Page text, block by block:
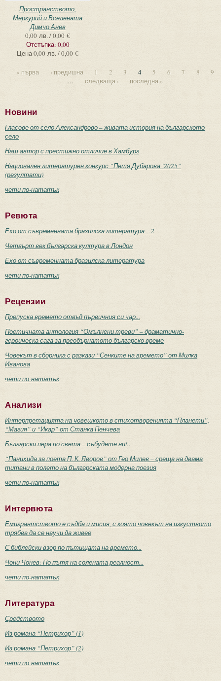
Пространството,
Меркурий и Вселената
Димчо Анев
0,00 лв. / 0,00 €
Отстъпка: 0,00
Цена0,00 лв. / 0,00 €
« първа ‹ предишна 1 2 3 4 5 6 7 8
9
…
следваща › последна »
Новини
Гласове от село Александрово – живата история на българското
село
Наш автор с престижно отличие в Хамбург
Национален литературен конкурс “Петя Дубарова ‘2025”
(резултати)
чети по-нататък
Ревюта
Ехо от съвременната бразилска литература – 2
Четвърт век българска култура в Лондон
Ехо от съвременната бразилска литература
чети по-нататък
Рецензии
Препуска времето отвъд първичния си чар...
Поетичната антология “Омълнени треви” – драматично-
героическа сага за преобърнатото българско време
Човекът в сборника с разкази “Сенките на времето” от Милка
Иванова
чети по-нататък
Анализи
Интерпретацията на човешкото в стихотворенията “Планети”,
“Магия” и “Икар” от Станка Пенчева
Български пера по света – събудете ни!..
“Панихида за поета П. К. Яворов” от Гео Милев – среща на двама
титани в полето на българската модерна поезия
чети по-нататък
Интервюта
Емигрантството е съдба и мисия, с която човекът на изкуството
трябва да се научи да живее
С библейски взор по пътищата на времето...
Чони Чонев: По пътя на солената реалност...
чети по-нататък
Литература
Средството
Из романа “Петрихор” (1)
Из романа “Петрихор” (2)
чети по-нататък